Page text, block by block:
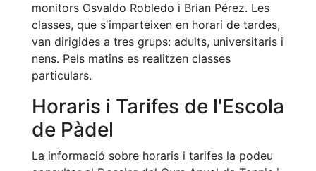
Estructura
executiva
Fundació
Serveis
Instal·lacions
Preguntes
Freqüents
(FAQs)
monitors Osvaldo Robledo i Brian Pérez. Les
classes, que s'imparteixen en horari de tardes,
van dirigides a tres grups: adults, universitaris i
nens. Pels matins es realitzen classes
particulars.
Horaris i Tarifes de l'Escola
de Pàdel
La informació sobre horaris i tarifes la podeu